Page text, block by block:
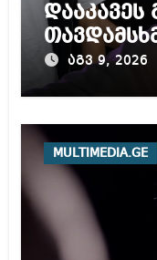
აგვ 9, 2026
MULTIMEDIA.GE